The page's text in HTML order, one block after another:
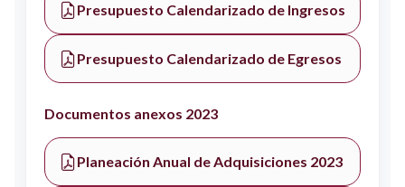
Presupuesto Calendarizado de Ingresos
Presupuesto Calendarizado de Egresos
Documentos anexos 2023
Planeación Anual de Adquisiciones 2023